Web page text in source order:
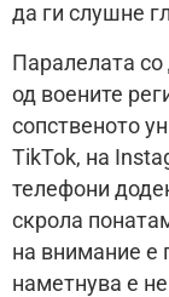
да ги слушне
Паралелата
од воените
сопственото
TikTok, на
телефони
скрола
на внимание е
наметнува е